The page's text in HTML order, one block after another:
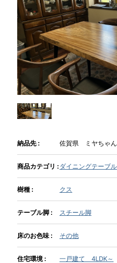
商品情報
直営店
イベント
WEBカタログ
全商品一覧
新入荷情報
納品事例
INFORMATION
納品先 : 佐賀県 ミヤちゃ
商品カテゴリ :ダイニングテーブル
樹種 : クス
テーブル脚 : スチール脚
床のお色味 : その他
住宅環境 : 一戸建て 4LDK～